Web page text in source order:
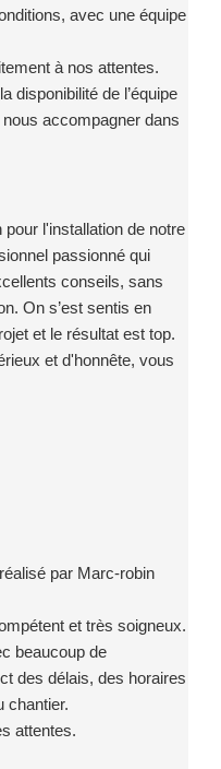
avec une équipe
à nos attentes.
disponibilité de l’équipe
accompagner dans
l’entreprise Marc
réaliser un
Merci encore à toute
et la qualité de
l'installation de notre
passionné qui
conseils, sans
On s’est sentis en
et le résultat est top.
et d'honnête, vous
par Marc-robin
et très soigneux.
beaucoup de
des délais, des horaires
chantier.
attentes.